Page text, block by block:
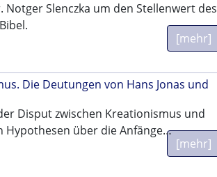
Slenczka um den Stellenwert des
[mehr]
Die Deutungen von Hans Jonas und
Disput zwischen Kreationismus und
über die Anfänge…
[mehr]